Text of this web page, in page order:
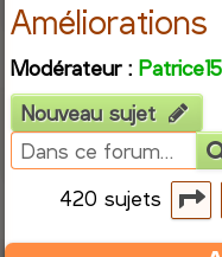
Améliorations
Modérateur :
Nouveau sujet
420 sujets